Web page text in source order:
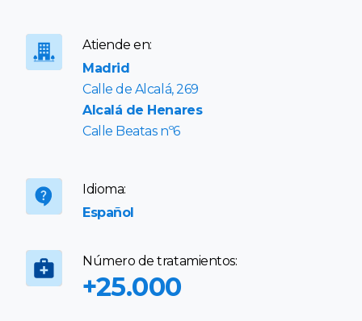
Atiende en:
Madrid
Calle de Alcalá, 269
Alcalá de Henares
Calle Beatas nº6
Idioma:
Español
Número de tratamientos:
+25.000